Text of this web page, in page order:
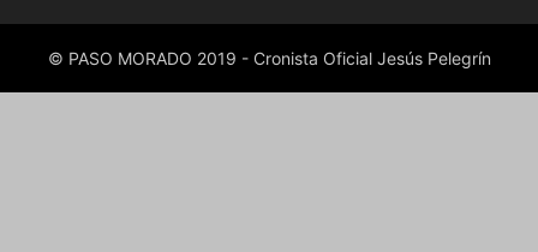
© PASO MORADO 2019 - Cronista Oficial Jesús Pelegrín